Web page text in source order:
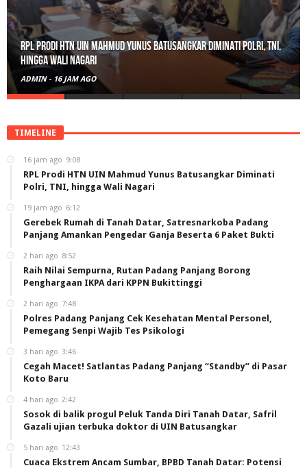
RPL Prodi HTN UIN Mahmud Yunus Batusangkar Diminati Polri, TNI,
hingga Wali Nagari
ADMIN - 16 JAM AGO
TIMELINE
16 jam ago 9:08
RPL Prodi HTN UIN Mahmud Yunus Batusangkar Diminati
Polri, TNI, hingga Wali Nagari
19 jam ago 6:12
Gerebek Rumah di Tanah Datar, Satresnarkoba Padang
Panjang Amankan Pengedar Ganja Beserta 6 Paket Bukti
2 hari ago 8:52
Raih Nilai Sempurna, Rutan Padang Panjang Borong
Penghargaan IKPA dari KPPN Bukittinggi
2 hari ago 7:48
Polres Padang Panjang Cek Kesehatan Mental Personel,
Pemegang Senpi Wajib Tes Psikologi
3 hari ago 3:46
Cegah Macet! Satlantas Padang Panjang “Standby” di Pasar
Koto Baru
4 hari ago 2:42
Sosok di balik progul Peluk Tanda Diri Tanah Datar, Safril
Gazali ujian terbuka doktor di UIN Batusangkar
5 hari ago 12:43
Cuaca Ekstrem Ancam Sumbar, BPBD Tanah Datar: Potensi